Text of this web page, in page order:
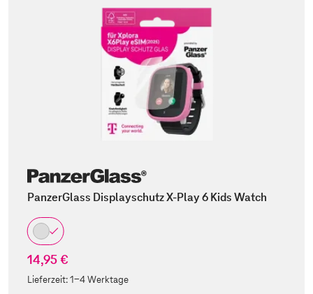
PanzerGlass Displayschutz X-Play 6 Kids Watch
14,95 €
Lieferzeit:1-4 Werktage